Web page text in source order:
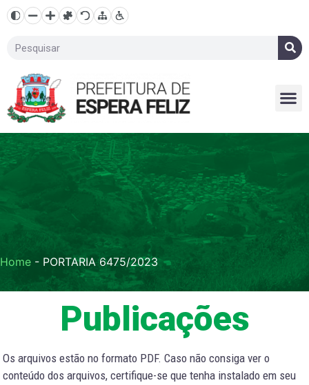
Home - PORTARIA 6475/2023
Publicações
Os arquivos estão no formato PDF. Caso não consiga ver o
conteúdo dos arquivos, certifique-se que tenha instalado em seu